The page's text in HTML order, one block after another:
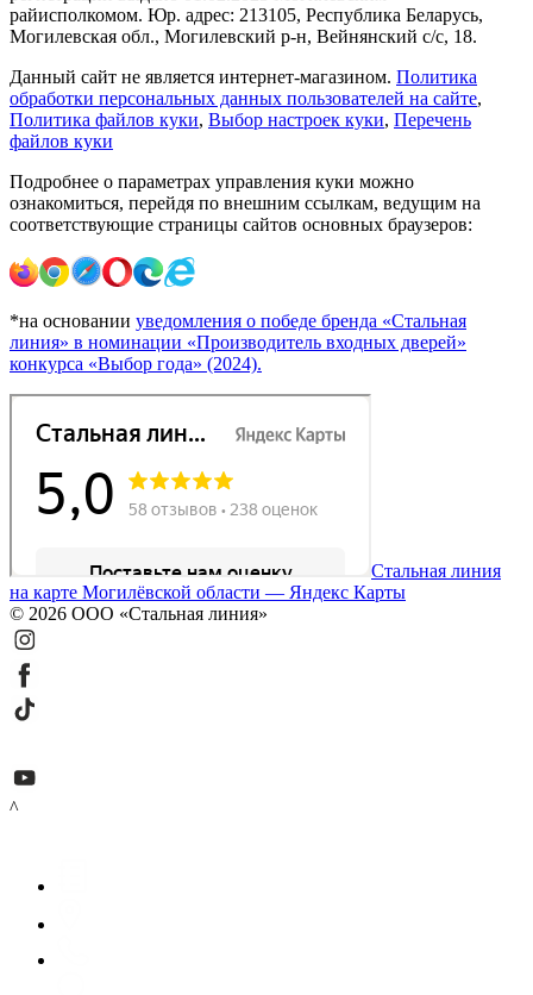
райисполкомом. Юр. адрес: 213105, Республика Беларусь,
Могилевская обл., Могилевский р-н, Вейнянский с/с, 18.
Данный сайт не является интернет-магазином. Политика
обработки персональных данных пользователей на сайте,
Политика файлов куки, Выбор настроек куки, Перечень
файлов куки
Подробнее о параметрах управления куки можно
ознакомиться, перейдя по внешним ссылкам, ведущим на
соответствующие страницы сайтов основных браузеров:
*на основании уведомления о победе бренда «Стальная
линия» в номинации «Производитель входных дверей»
конкурса «Выбор года» (2024).
Стальная линия
на карте Могилёвской области — Яндекс Карты
© 2026 ООО «Стальная линия»
^